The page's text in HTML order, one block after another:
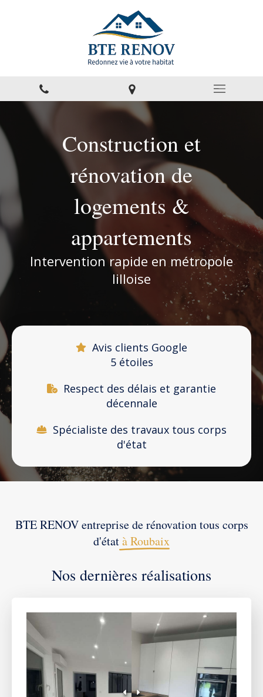
Construction et
rénovation de
logements &
appartements
Intervention rapide en métropole
lilloise
Avis clients Google
5 étoiles
Respect des délais et garantie
décennale
Spécialiste des travaux tous corps
d'état
BTE RENOV entreprise de rénovation tous corps
d'étatà Roubaix
Nos dernières réalisations